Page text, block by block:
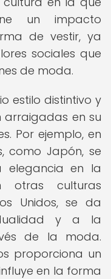
un impacto
de vestir, ya
sociales que
de moda.
estilo distintivo y
arraigadas en su
Por ejemplo, en
como Japón, se
elegancia en la
otras culturas
Unidos, se da
y a la
de la moda.
proporciona un
en la forma